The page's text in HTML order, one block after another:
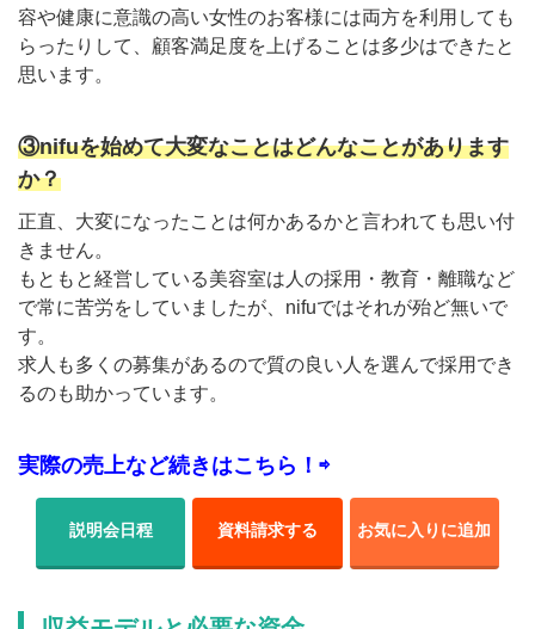
容や健康に意識の高い女性のお客様には両方を利用しても
らったりして、顧客満足度を上げることは多少はできたと
思います。
③nifuを始めて大変なことはどんなことがあります
か？
正直、大変になったことは何かあるかと言われても思い付
きません。
もともと経営している美容室は人の採用・教育・離職など
で常に苦労をしていましたが、nifuではそれが殆ど無いで
す。
求人も多くの募集があるので質の良い人を選んで採用でき
るのも助かっています。
実際の売上など続きはこちら！⇨
説明会日程 資料請求する お気に入りに追加